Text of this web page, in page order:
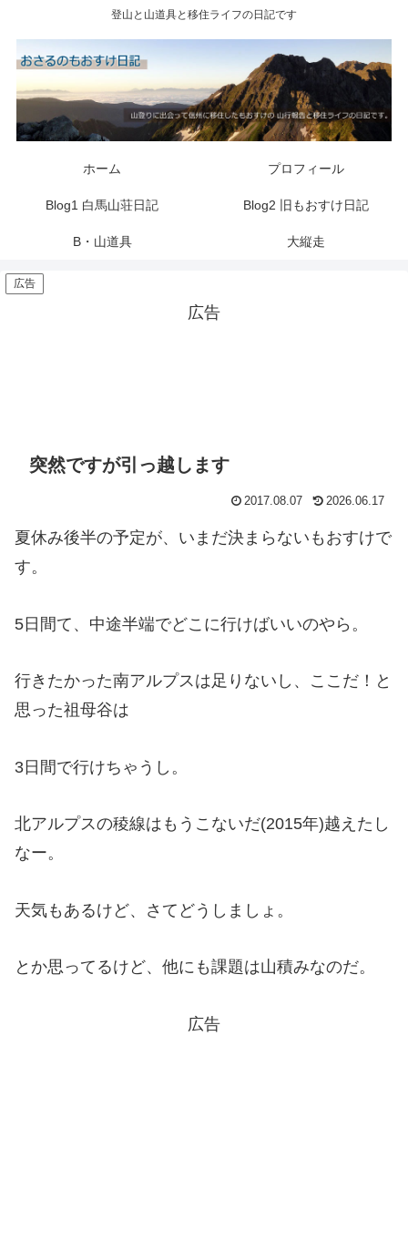
登山と山道具と移住ライフの日記です
ホーム プロフィール
Blog1 白馬山荘日記 Blog2 旧もおすけ日記
B・山道具 大縦走
広告
広告
突然ですが引っ越します
2017.08.07 2026.06.17
夏休み後半の予定が、いまだ決まらないもおすけで
す。
5日間て、中途半端でどこに行けばいいのやら。
行きたかった南アルプスは足りないし、ここだ！と
思った祖母谷は
3日間で行けちゃうし。
北アルプスの稜線はもうこないだ(2015年)越えたし
なー。
天気もあるけど、さてどうしましょ。
とか思ってるけど、他にも課題は山積みなのだ。
広告